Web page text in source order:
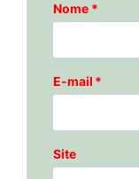
Nome *
E-mail *
Site